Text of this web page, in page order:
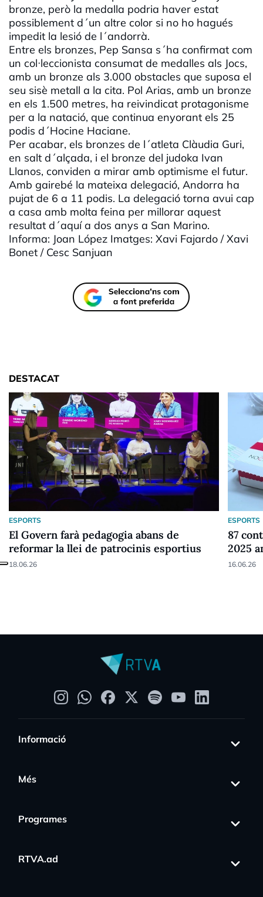
bronze, però la medalla podria haver estat
possiblement d´un altre color si no ho hagués
impedit la lesió de l´andorrà.
Entre els bronzes, Pep Sansa s´ha confirmat com
un col·leccionista consumat de medalles als Jocs,
amb un bronze als 3.000 obstacles que suposa el
seu sisè metall a la cita. Pol Arias, amb un bronze
en els 1.500 metres, ha reivindicat protagonisme
per a la natació, que continua enyorant els 25
podis d´Hocine Haciane.
Per acabar, els bronzes de l´atleta Clàudia Guri,
en salt d´alçada, i el bronze del judoka Ivan
Llanos, conviden a mirar amb optimisme el futur.
Amb gairebé la mateixa delegació, Andorra ha
pujat de 6 a 11 podis. La delegació torna avui cap
a casa amb molta feina per millorar aquest
resultat d´aquí a dos anys a San Marino.
Informa: Joan López Imatges: Xavi Fajardo / Xavi
Bonet / Cesc Sanjuan
DESTACAT
ESPORTS
El Govern farà pedagogia abans de
reformar la llei de patrocinis esportius
18.06.26
ESPORTS
87
2025
16.06.26
Informació
Més
Programes
RTVA.ad